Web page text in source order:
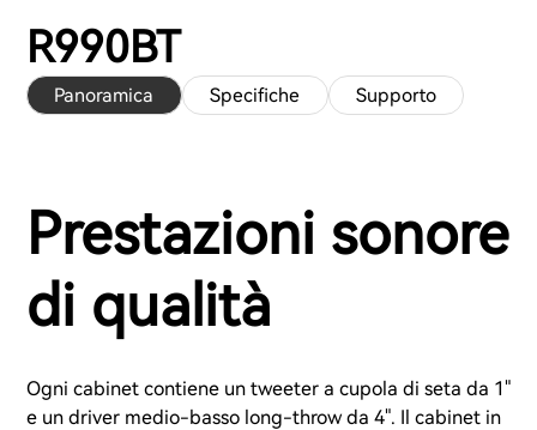
R990BT
Panoramica Specifiche Supporto
Prestazioni sonore
di qualità
Ogni cabinet contiene un tweeter a cupola di seta da 1"
e un driver medio-basso long-throw da 4". Il cabinet in